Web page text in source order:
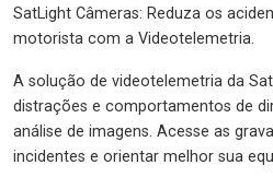
SatLight Câmeras: Reduza os
motorista com a Videotelemetria.
A solução de videotelemetria da
distrações e comportamentos de
análise de imagens. Acesse as
incidentes e orientar melhor sua